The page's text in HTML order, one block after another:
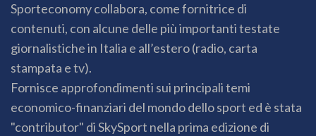
Sporteconomy collabora, come fornitrice di
contenuti, con alcune delle più importanti testate
giornalistiche in Italia e all’estero (radio, carta
stampata e tv).
Fornisce approfondimenti sui principali temi
economico-finanziari del mondo dello sport ed è stata
"contributor" di SkySport nella prima edizione di